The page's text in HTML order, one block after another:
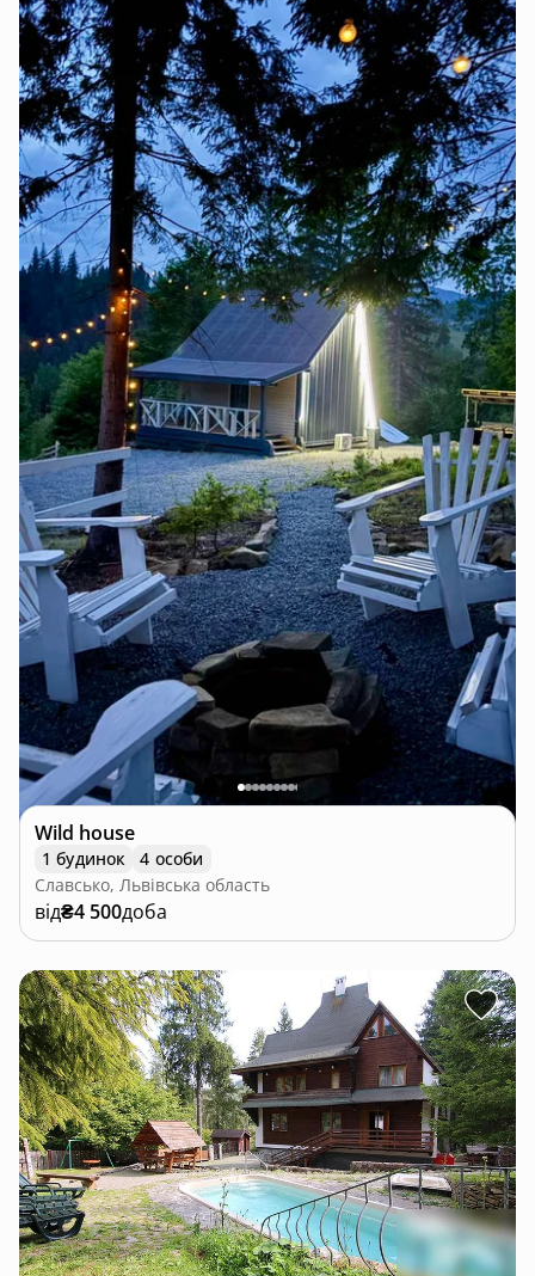
Wild house
1 будинок
4 особи
Славсько, Львівська область
від₴4 500доба